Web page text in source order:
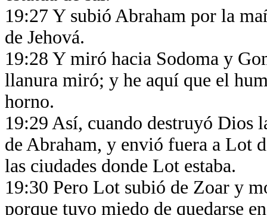
19:27 Y subió Abraham por la
de Jehová.
19:28 Y miró hacia Sodoma y
llanura miró; y he aquí que el
horno.
19:29 Así, cuando destruyó Dios
de Abraham, y envió fuera a Lot
las ciudades donde Lot estaba.
19:30 Pero Lot subió de Zoar y
porque tuvo miedo de quedarse